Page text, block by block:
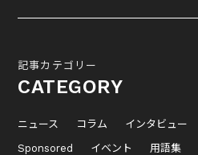
記事カテゴリー
CATEGORY
ニュース コラム インタビュー
Sponsored
イベント 用語集